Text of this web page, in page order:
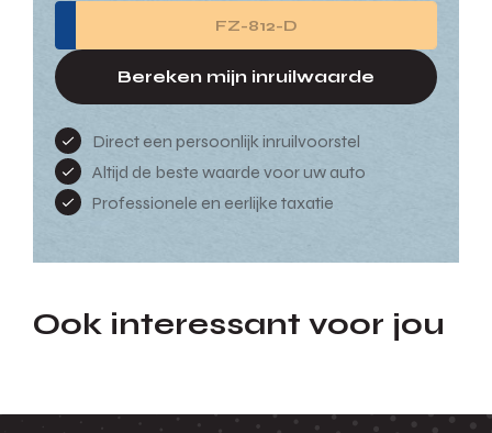
Bereken mijn inruilwaarde
Direct een persoonlijk inruilvoorstel
Altijd de beste waarde voor uw auto
Professionele en eerlijke taxatie
Ook interessant voor jou